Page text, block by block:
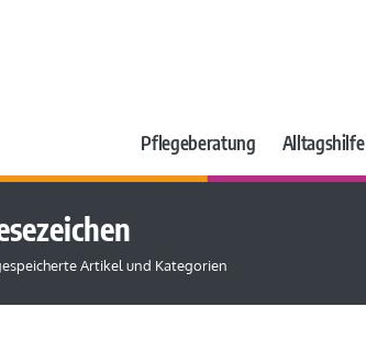
Pflegeberatung Alltagshilfe
Artikel und Kategorien